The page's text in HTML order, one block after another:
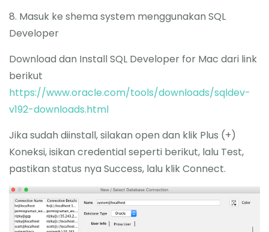
8. Masuk ke shema system menggunakan SQL
Developer
Download dan Install SQL Developer for Mac dari link
berikut
https://www.oracle.com/tools/downloads/sqldev-
v192-downloads.html
Jika sudah diinstall, silakan open dan klik Plus (+)
Koneksi, isikan credential seperti berikut, lalu Test,
pastikan status nya Success, lalu klik Connect.